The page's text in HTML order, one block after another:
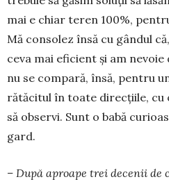
mai e chiar teren 100%,
Mă consolez însă cu gândul
ceva mai eficient și am
nu se compară, însă, pentru
rătăcitul în toate direcțiile, cu
să observi. Sunt o babă
gard.
– După aproape trei decenii